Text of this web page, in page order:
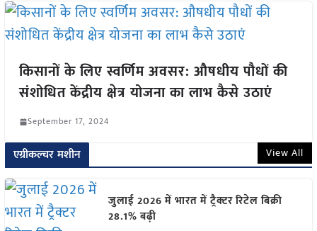
किसानों के लिए स्वर्णिम अवसर: औषधीय पौधों की
संशोधित केंद्रीय क्षेत्र योजना का लाभ कैसे उठाएं
September 17, 2024
एग्रीकल्चर मशीन View All
जुलाई 2026 में भारत में ट्रैक्टर रिटेल बिक्री
28.1% बढ़ी